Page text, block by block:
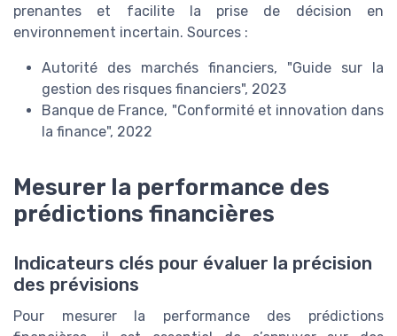
prenantes et facilite la prise de décision en
environnement incertain. Sources :
Autorité des marchés financiers, "Guide sur la
gestion des risques financiers", 2023
Banque de France, "Conformité et innovation dans
la finance", 2022
Mesurer la performance des
prédictions financières
Indicateurs clés pour évaluer la précision
des prévisions
Pour mesurer la performance des prédictions